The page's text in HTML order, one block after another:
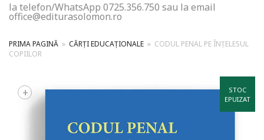
la telefon/WhatsApp 0725.356.750 sau la email
office@editurasolomon.ro
PRIMA PAGINĂ » CĂRȚI EDUCAȚIONALE » CODUL PENAL PE ÎNȚELESUL
COPIILOR
STOC
EPUIZAT
+